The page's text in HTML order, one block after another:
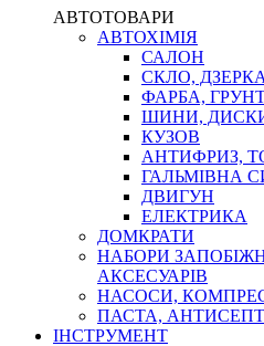
АВТОТОВАРИ
АВТОХІМІЯ
САЛОН
СКЛО,
ФАРБА,
ШИНИ,
КУЗОВ
АНТИФРИЗ,
ГАЛЬМІВНА
ДВИГУН
ЕЛЕКТРИКА
ДОМКРАТИ
НАБОРИ
АКСЕСУАРІВ
НАСОСИ,
ПАСТА,
ІНСТРУМЕНТ